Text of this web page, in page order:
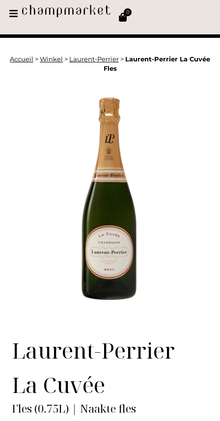
0
Accueil > Winkel > Laurent-Perrier > Laurent-Perrier La Cuvée
Fles
Laurent-Perrier
La Cuvée
Fles (0.75L) | Naakte fles